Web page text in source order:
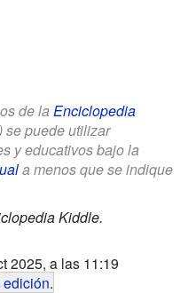
de la Enciclopedia
se puede utilizar
y educativos bajo la
a menos que se indique
Kiddle.
2025, a las 11:19
.